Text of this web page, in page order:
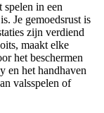
spelen in een
Je gemoedsrust is
zijn verdiend
maakt elke
het beschermen
en het handhaven
valsspelen of